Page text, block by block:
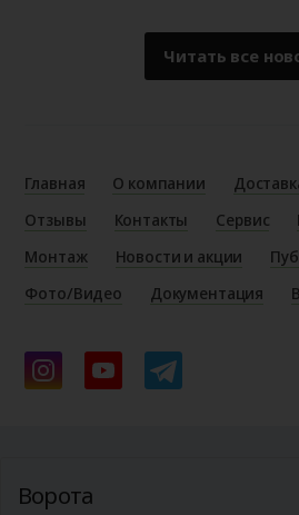
Читать все
Главная О компании
Отзывы
Контакты Сервис
Монтаж
Новости и акции
Фото/Видео
Документация
Ворота